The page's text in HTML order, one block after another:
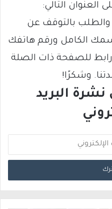
العنوان التالي:
bldtna3@gmail.com والطلب بالتوقف عن
الكامل ورقم هاتفك
للصفحة ذات الصلة
وشكرًا!
البريد